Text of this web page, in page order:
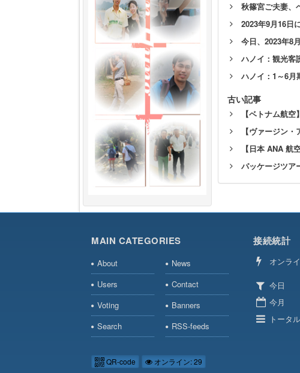
秋篠宮ご夫妻
2023年9月16日
今日、2023年8
ハノイ：観光客
ハノイ：1～6
古い記事
【ベトナム航
【ヴァージン
【日本 ANA 航
パッケージツア
MAIN CATEGORIES
About
News
Users
Contact
Voting
Banners
Search
RSS-feeds
接続統計
オンラ
今日
今月
トータ
QR-code オンライン: 29